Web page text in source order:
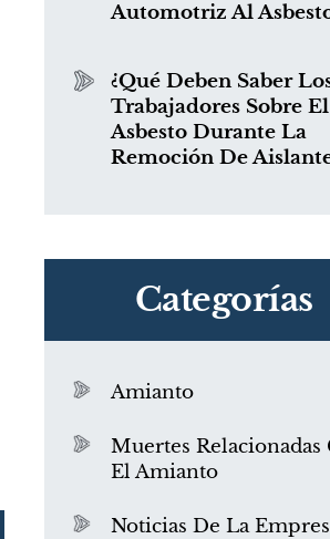
Automotriz Al
¿Qué Deben Saber
Trabajadores Sobre El
Asbesto Durante La
Remoción De
Categorías
Amianto
Muertes Relacionadas
El Amianto
Noticias De La